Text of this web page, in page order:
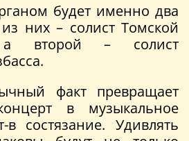
будет именно два
них – солист Томской
а второй – солист
факт превращает
в музыкальное
состязание. Удивлять